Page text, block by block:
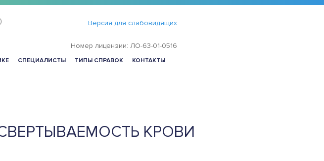
Версия для слабовидящих
Номер лицензии: ЛО-63-01-0516
СПЕЦИАЛИСТЫ ТИПЫ СПРАВОК КОНТАКТЫ
КРОВИ